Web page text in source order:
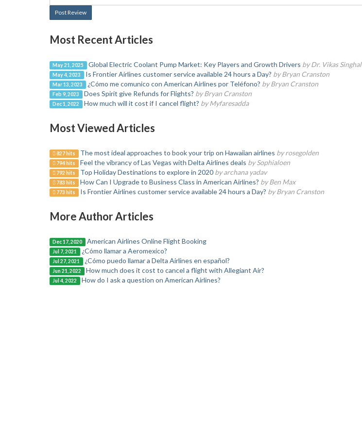
Post Review
Most Recent Articles
May 21, 2025 Global Electric Coolant Pump Market: Key Players and Growth Drivers by Dr. Vikas Singhal
May 4, 2023 Is Frontier Airlines customer service available 24 hours a Day? by Bryan Cranston
Mar 13, 2023 ¿Cómo me comunico con American Airlines por Teléfono? by Bryan Cranston
Feb 9, 2023 Does Spirit give Refunds for Flights? by Bryan Cranston
Dec 1, 2022 How much will it cost if I cancel flight? by Myfaresadda
Most Viewed Articles
827 hits The most ideal approaches to book your trip on Hawaiian airlines by rosegolden
794 hits Feel the vibrancy of Las Vegas with Delta Airlines deals by Sophialoen
792 hits Top Holiday Destinations to explore in 2020 by archana yadav
783 hits How Can I Upgrade to Business Class in American Airlines? by Ben Max
773 hits Is Frontier Airlines customer service available 24 hours a Day? by Bryan Cranston
More Author Articles
Dec 17, 2020 American Airlines Online Flight Booking
Jul 7, 2021 ¿Cómo llamar a Aeromexico?
Jul 27, 2021 ¿Cómo puedo llamar a Delta Airlines en español?
Jun 21, 2022 How much does it cost to cancel a flight with Allegiant Air?
Jul 4, 2022 How do I ask a question on American Airlines?